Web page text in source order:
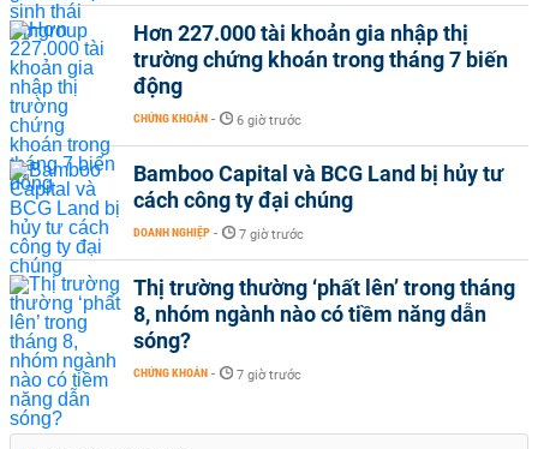
Hơn 227.000 tài khoản gia nhập thị
trường chứng khoán trong tháng 7 biến
động
CHỨNG KHOÁN - 6 giờ trước
Bamboo Capital và BCG Land bị hủy tư
cách công ty đại chúng
DOANH NGHIỆP - 7 giờ trước
Thị trường thường ‘phất lên’ trong tháng
8, nhóm ngành nào có tiềm năng dẫn
sóng?
CHỨNG KHOÁN - 7 giờ trước